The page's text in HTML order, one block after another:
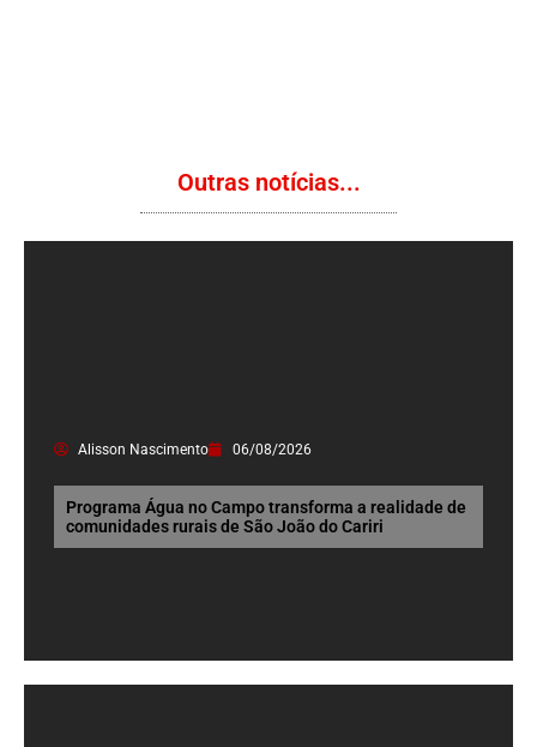
Outras notícias...
Alisson Nascimento 06/08/2026
Programa Água no Campo transforma a realidade de
comunidades rurais de São João do Cariri